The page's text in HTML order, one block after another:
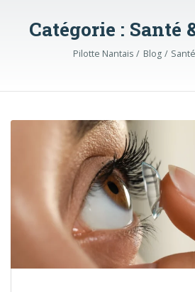
Catégorie : Santé
Pilotte Nantais Blog